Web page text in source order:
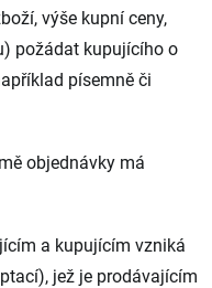
výše kupní ceny,
požádat kupujícího o
písemně či
objednávky má
a kupujícím vzniká
jež je prodávajícím